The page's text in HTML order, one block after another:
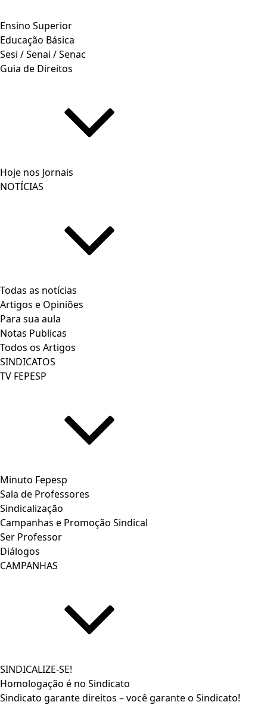
Ensino Superior
Educação Básica
Sesi / Senai / Senac
Guia de Direitos
Hoje nos Jornais
NOTÍCIAS
Todas as notícias
Artigos e Opiniões
Para sua aula
Notas Publicas
Todos os Artigos
SINDICATOS
TV FEPESP
Minuto Fepesp
Sala de Professores
Sindicalização
Campanhas e Promoção Sindical
Ser Professor
Diálogos
CAMPANHAS
SINDICALIZE-SE!
Homologação é no Sindicato
Sindicato garante direitos – você garante o Sindicato!